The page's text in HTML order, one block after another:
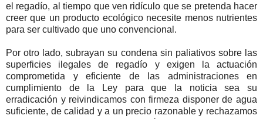
el regadío, al tiempo que ven ridículo que se pretenda hacer
creer que un producto ecológico necesite menos nutrientes
para ser cultivado que uno convencional.
Por otro lado, subrayan su condena sin paliativos sobre las
superficies ilegales de regadío y exigen la actuación
comprometida y eficiente de las administraciones en
cumplimiento de la Ley para que la noticia sea su
erradicación y reivindicamos con firmeza disponer de agua
suficiente, de calidad y a un precio razonable y rechazamos